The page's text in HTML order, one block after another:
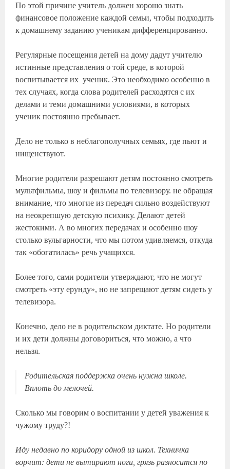
По этой причине учитель должен хорошо знать
финансовое положение каждой семьи, чтобы подходить
к домашнему заданию ученикам дифференцированно.
Регулярные посещения детей на дому дадут учителю
истинные представления о той среде, в которой
воспитывается их ученик. Это необходимо особенно в
тех случаях, когда слова родителей расходятся с их
делами и теми домашними условиями, в которых
ученик постоянно пребывает.
Дело не только в неблагополучных семьях, где пьют и
нищенствуют.
Многие родители разрешают детям постоянно смотреть
мультфильмы, шоу и фильмы по телевизору. не обращая
внимание, что многие из передач сильно воздействуют
на неокрепшую детскую психику. Делают детей
жестокими. А во многих передачах и особенно шоу
столько вульгарности, что мы потом удивляемся, откуда
так «обогатилась» речь учащихся.
Более того, сами родители утверждают, что не могут
смотреть «эту ерунду», но не запрещают детям сидеть у
телевизора.
Конечно, дело не в родительском диктате. Но родители
и их дети должны договориться, что можно, а что
нельзя.
Родительская поддержка очень нужна школе.
Вплоть до мелочей.
Сколько мы говорим о воспитании у детей уважения к
чужому труду?!
Иду недавно по коридору одной из школ. Техничка
ворчит: дети не вытирают ноги, грязь разносится по